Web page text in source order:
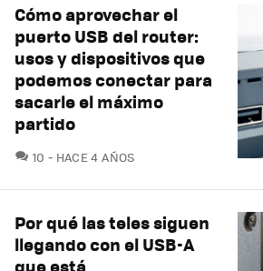
Cómo aprovechar el
puerto USB del router:
usos y dispositivos que
podemos conectar para
sacarle el máximo
partido
10 COMENTARIOS
HACE 4 AÑOS
Por qué las teles siguen
llegando con el USB-A
que está